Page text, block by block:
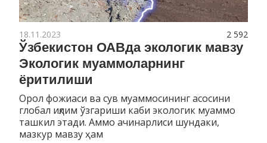
2 592
18.11.2023
Ўзбекистон ОАВда экологик мавзу
Экологик муаммоларнинг
ёритилиши
Орол фожиаси ва сув муаммосининг асосини
глобал иқлим ўзгариши каби экологик муаммо
ташкил этади. Аммо ачинарлиси шундаки,
мазкур мавзу ҳам